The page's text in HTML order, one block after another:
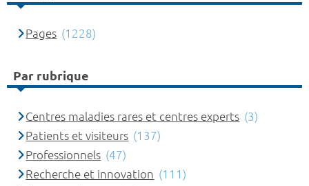
Pages (1228)
Par rubrique
Centres maladies rares et centres experts (3)
Patients et visiteurs (137)
Professionnels (47)
Recherche et innovation (111)